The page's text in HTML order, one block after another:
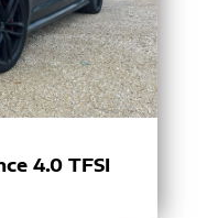
4.0 TFSI